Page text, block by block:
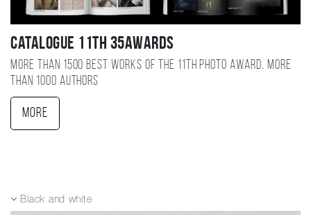
Catalogue 11TH 35AWARDS
More than 1500 best works of the 11TH photo award, more
than 1000 authors
More
Black and white